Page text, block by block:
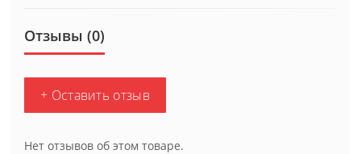
Отзывы (0)
+ Оставить отзыв
Нет отзывов об этом товаре.